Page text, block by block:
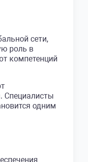
сети,
роль в
компетенций
Специалисты
одним